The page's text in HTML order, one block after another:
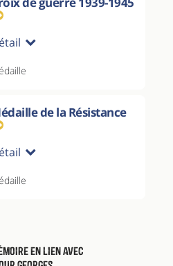
de la Résistance
en lien avec